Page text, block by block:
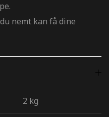
nemt kan få dine
2 kg